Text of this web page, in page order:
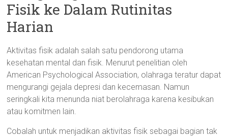
Fisik ke Dalam Rutinitas
Harian
Aktivitas fisik adalah salah satu pendorong utama
kesehatan mental dan fisik. Menurut penelitian oleh
American Psychological Association, olahraga teratur dapat
mengurangi gejala depresi dan kecemasan. Namun
seringkali kita menunda niat berolahraga karena kesibukan
atau komitmen lain.
Cobalah untuk menjadikan aktivitas fisik sebagai bagian tak